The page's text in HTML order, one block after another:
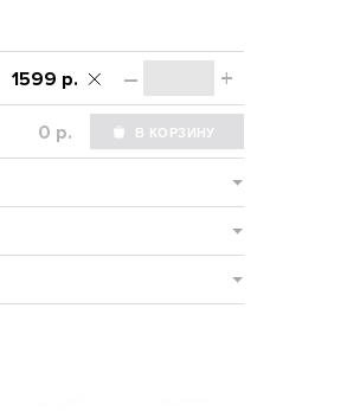
– +
1599 р.
р.